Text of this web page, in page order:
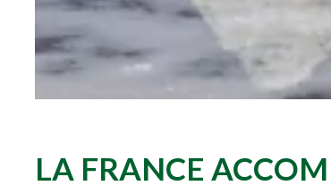
LA FRANCE